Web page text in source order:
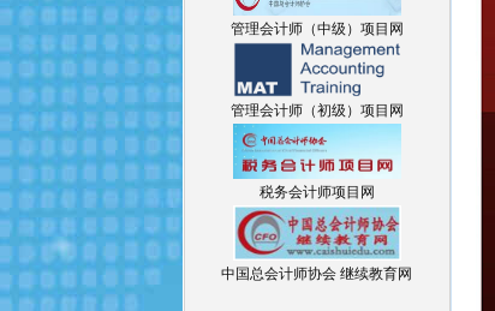
管理会计师（中级）项目网
管理会计师（初级）项目网
税务会计师项目网
中国总会计师协会 继续教育网